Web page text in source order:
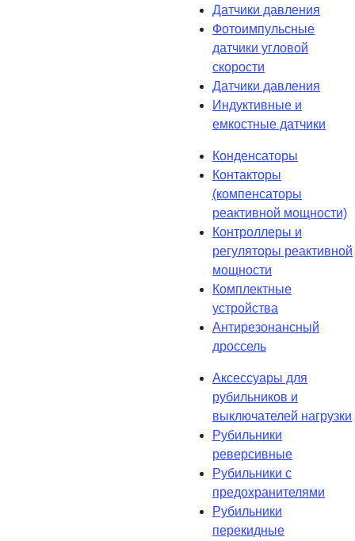
Датчики давления
Фотоимпульсные
датчики угловой
скорости
Датчики давления
Индуктивные и
емкостные датчики
Конденсаторы
Контакторы
(компенсаторы
реактивной мощности)
Контроллеры и
регуляторы реактивной
мощности
Комплектные
устройства
Антирезонансный
дроссель
Аксессуары для
рубильников и
выключателей нагрузки
Рубильники
реверсивные
Рубильники с
предохранителями
Рубильники
перекидные